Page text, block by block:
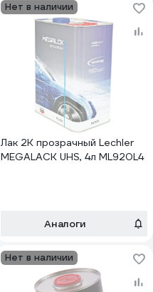
Нет в наличии
Лак 2К прозрачный Lechler
MEGALACK UHS, 4л ML920L4
Аналоги
Нет в наличии